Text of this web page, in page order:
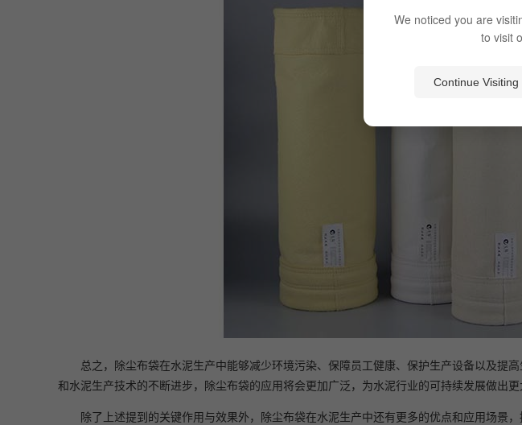
总之，除尘布袋在水泥生产中能够减少环境污染、保障员工健康、保护生产设备以及提
和水泥生产技术的不断进步，除尘布袋的应用将会更加广泛，为水泥行业的可持续发展做出更
除了上述提到的关键作用与效果外，除尘布袋在水泥生产中还有更多的优点和应用场景
We noticed you are
to visit
Continue Visiting